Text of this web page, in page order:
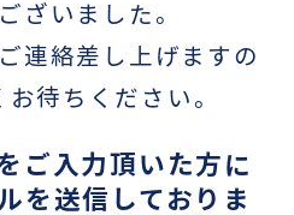
ざいました。
連絡差し上げますの
待ちください。
ご入力頂いた方に
を送信しておりま